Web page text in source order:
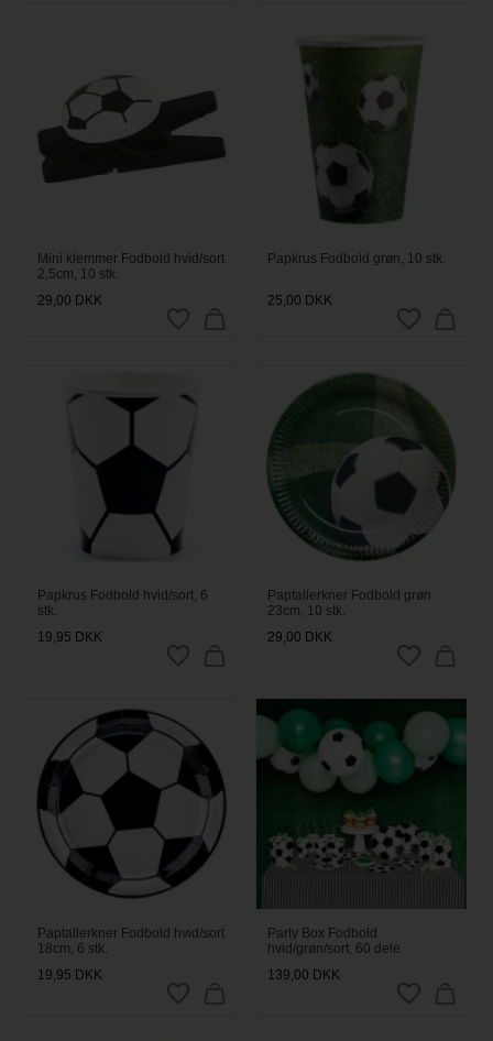
Mini klemmer Fodbold hvid/sort
2,5cm, 10 stk.
29,00 DKK
Papkrus Fodbold grøn, 10 stk.
25,00 DKK
Papkrus Fodbold hvid/sort, 6
stk.
19,95 DKK
Paptallerkner Fodbold grøn
23cm, 10 stk.
29,00 DKK
Paptallerkner Fodbold hvid/sort
18cm, 6 stk.
19,95 DKK
Party Box Fodbold
hvid/grøn/sort, 60 dele
139,00 DKK